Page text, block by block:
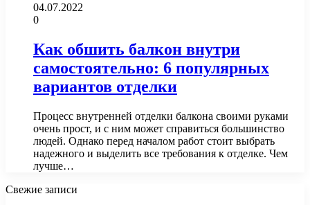
04.07.2022
0
Как обшить балкон внутри
самостоятельно: 6 популярных
вариантов отделки
Процесс внутренней отделки балкона своими руками
очень прост, и с ним может справиться большинство
людей. Однако перед началом работ стоит выбрать
надежного и выделить все требования к отделке. Чем
лучше…
Свежие записи